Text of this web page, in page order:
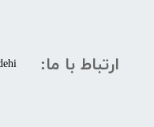
ارتباط با ما: